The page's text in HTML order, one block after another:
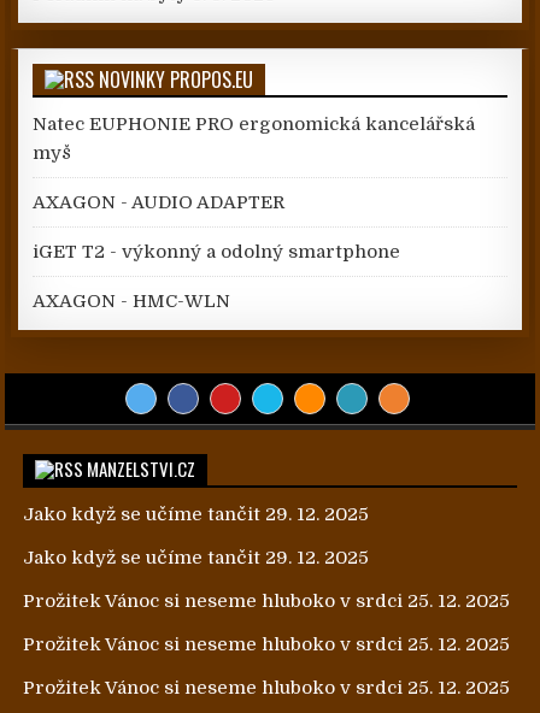
NOVINKY PROPOS.EU
Natec EUPHONIE PRO ergonomická kancelářská
myš
AXAGON - AUDIO ADAPTER
iGET T2 - výkonný a odolný smartphone
AXAGON - HMC-WLN
MANZELSTVI.CZ
Jako když se učíme tančit 29. 12. 2025
Jako když se učíme tančit 29. 12. 2025
Prožitek Vánoc si neseme hluboko v srdci 25. 12. 2025
Prožitek Vánoc si neseme hluboko v srdci 25. 12. 2025
Prožitek Vánoc si neseme hluboko v srdci 25. 12. 2025